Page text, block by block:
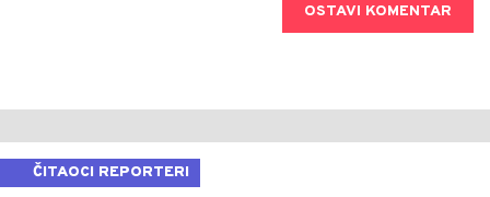
OSTAVI KOMENTAR
ČITAOCI REPORTERI